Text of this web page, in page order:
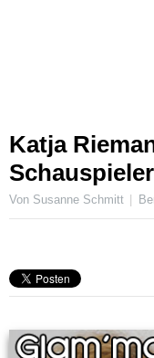
Katja
Von Susanne Schmitt